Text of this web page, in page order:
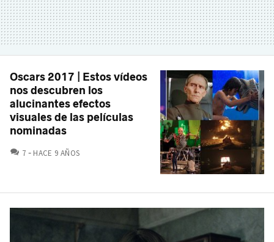
Oscars 2017 | Estos vídeos
nos descubren los
alucinantes efectos
visuales de las películas
nominadas
7 COMENTARIOS
HACE 9 AÑOS